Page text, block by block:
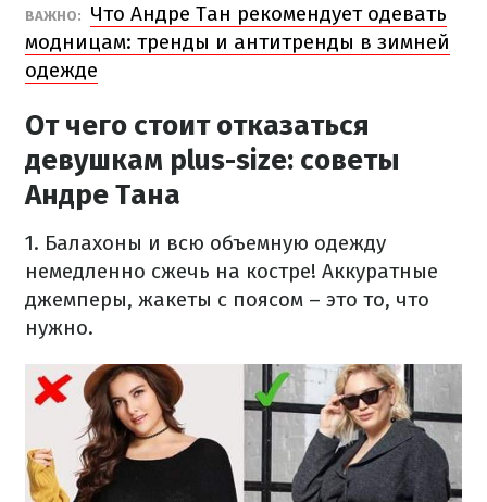
ВАЖНО:
Что Андре Тан рекомендует одевать
модницам: тренды и антитренды в зимней
одежде
От чего стоит отказаться
девушкам plus-size: советы
Андре Тана
1. Балахоны и всю объемную одежду
немедленно сжечь на костре! Аккуратные
джемперы, жакеты с поясом – это то, что
нужно.